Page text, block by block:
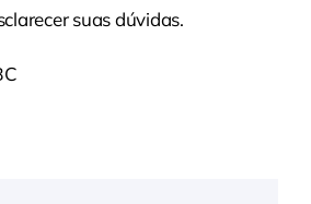
suas dúvidas.